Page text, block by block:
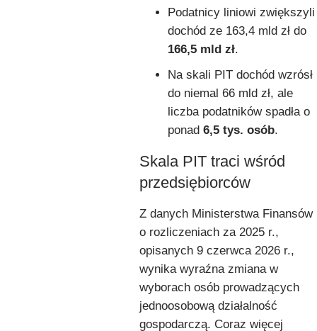
Podatnicy liniowi zwiększyli
dochód ze 163,4 mld zł do
166,5 mld zł.
Na skali PIT dochód wzrósł
do niemal 66 mld zł, ale
liczba podatników spadła o
ponad 6,5 tys. osób.
Skala PIT traci wśród
przedsiębiorców
Z danych Ministerstwa Finansów
o rozliczeniach za 2025 r.,
opisanych 9 czerwca 2026 r.,
wynika wyraźna zmiana w
wyborach osób prowadzących
jednoosobową działalność
gospodarczą. Coraz więcej